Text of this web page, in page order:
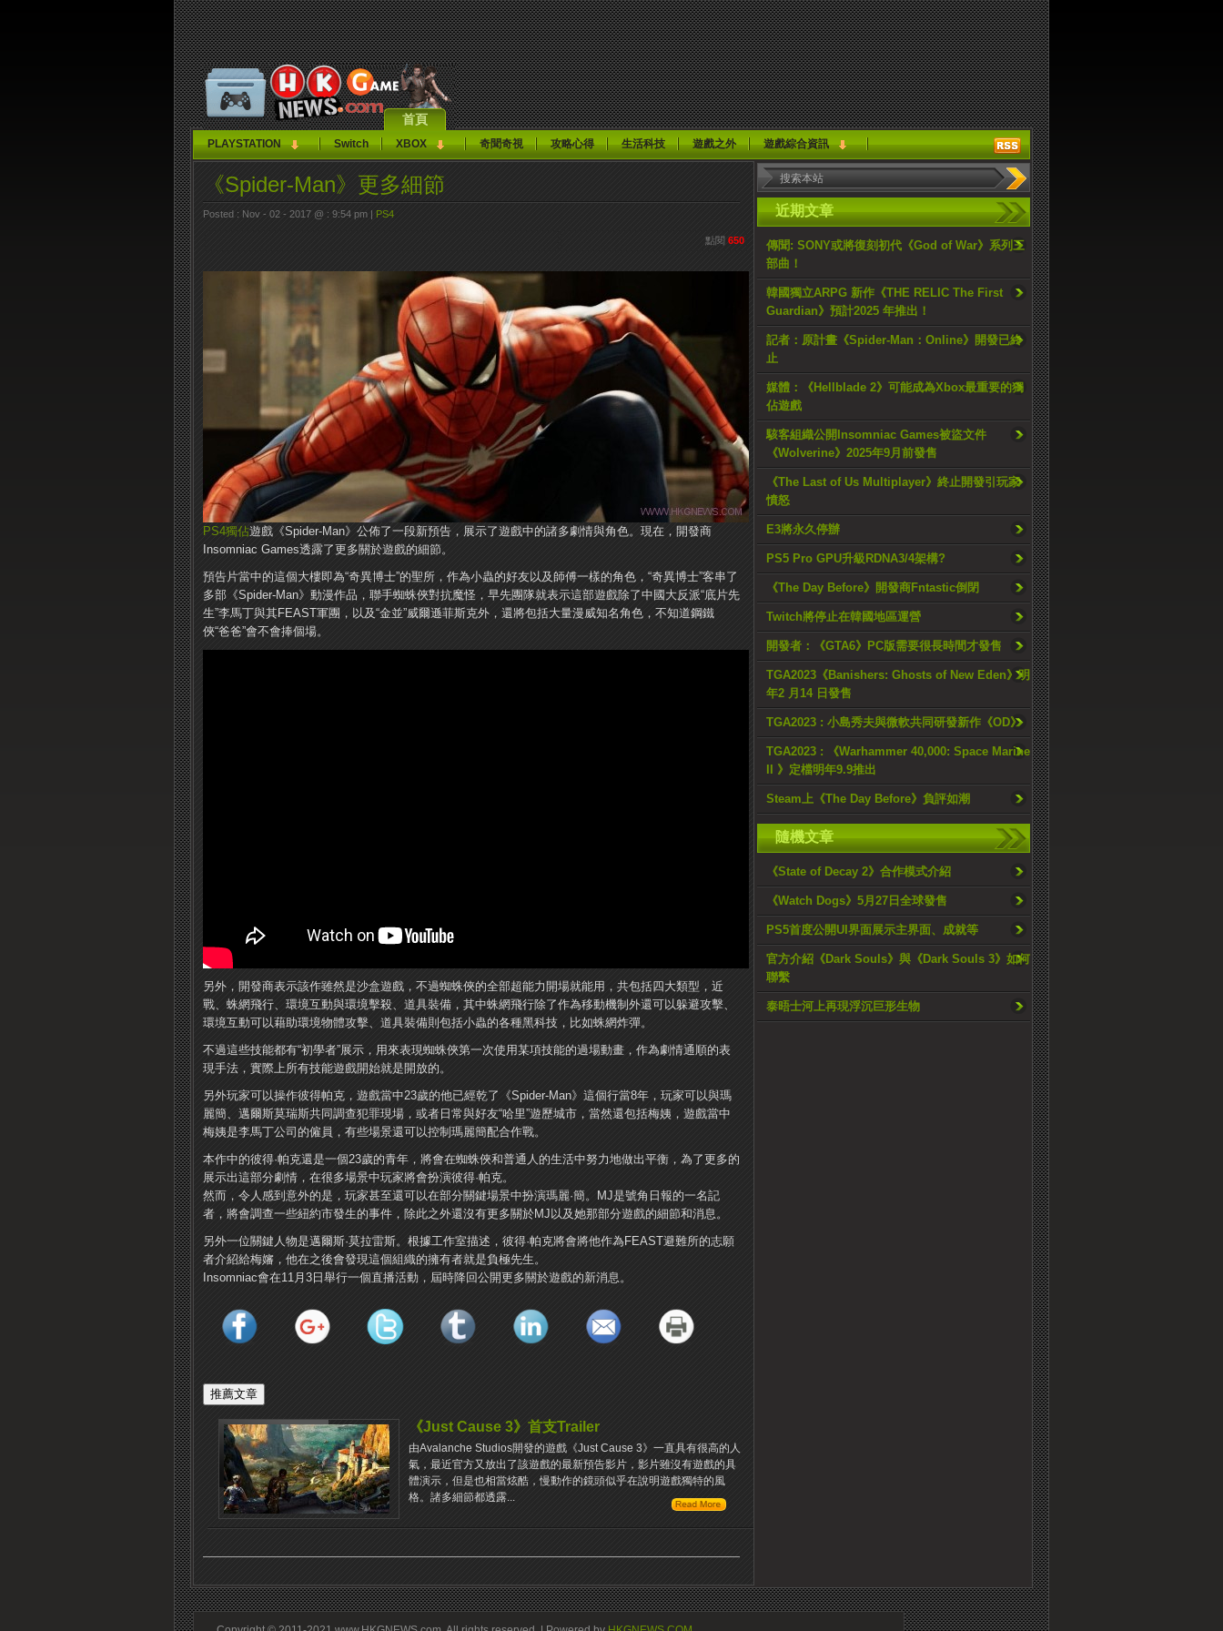
首頁
PLAYSTATION Switch XBOX 奇聞奇視 攻略心得 生活科技 遊戲之外 遊戲綜合資訊
近期文章
傳聞: SONY或將復刻初代《God of War》系列三
部曲！
韓國獨立ARPG 新作《THE RELIC The First
Guardian》預計2025 年推出！
記者：原計畫《Spider-Man：Online》開發已終
止
媒體：《Hellblade 2》可能成為Xbox最重要的獨
佔遊戲
駭客組織公開Insomniac Games被盜文件
《Wolverine》2025年9月前發售
《The Last of Us Multiplayer》終止開發引玩家
憤怒
E3將永久停辦
PS5 Pro GPU升級RDNA3/4架構?
《The Day Before》開發商Fntastic倒閉
Twitch將停止在韓國地區運營
開發者：《GTA6》PC版需要很長時間才發售
TGA2023《Banishers: Ghosts of New Eden》明
年2 月14 日發售
TGA2023 : 小島秀夫與微軟共同研發新作《OD》
TGA2023 : 《Warhammer 40,000: Space Marine
II 》定檔明年9.9推出
Steam上《The Day Before》負評如潮
隨機文章
《State of Decay 2》合作模式介紹
《Watch Dogs》5月27日全球發售
PS5首度公開UI界面展示主界面、成就等
官方介紹《Dark Souls》與《Dark Souls 3》如何
聯繫
泰晤士河上再現浮沉巨形生物
《Spider-Man》更多細節
Posted : Nov - 02 - 2017 @ : 9:54 pm | PS4
點閱 650
PS4獨佔遊戲《Spider-Man》公佈了一段新預告，展示了遊戲中的諸多劇情與角色。現在，開發商
Insomniac Games透露了更多關於遊戲的細節。
預告片當中的這個大樓即為“奇異博士”的聖所，作為小蟲的好友以及師傅一樣的角色，“奇異博士”客串了
多部《Spider-Man》動漫作品，聯手蜘蛛俠對抗魔怪，早先團隊就表示這部遊戲除了中國大反派“底片先
生”李馬丁與其FEAST軍團，以及“金並”威爾遜菲斯克外，還將包括大量漫威知名角色，不知道鋼鐵
俠“爸爸”會不會捧個場。
另外，開發商表示該作雖然是沙盒遊戲，不過蜘蛛俠的全部超能力開場就能用，共包括四大類型，近
戰、蛛網飛行、環境互動與環境擊殺、道具裝備，其中蛛網飛行除了作為移動機制外還可以躲避攻擊、
環境互動可以藉助環境物體攻擊、道具裝備則包括小蟲的各種黑科技，比如蛛網炸彈。
不過這些技能都有“初學者”展示，用來表現蜘蛛俠第一次使用某項技能的過場動畫，作為劇情通順的表
現手法，實際上所有技能遊戲開始就是開放的。
另外玩家可以操作彼得帕克，遊戲當中23歲的他已經乾了《Spider-Man》這個行當8年，玩家可以與瑪
麗簡、邁爾斯莫瑞斯共同調查犯罪現場，或者日常與好友“哈里”遊歷城市，當然還包括梅姨，遊戲當中
梅姨是李馬丁公司的僱員，有些場景還可以控制瑪麗簡配合作戰。
本作中的彼得·帕克還是一個23歲的青年，將會在蜘蛛俠和普通人的生活中努力地做出平衡，為了更多的
展示出這部分劇情，在很多場景中玩家將會扮演彼得·帕克。
然而，令人感到意外的是，玩家甚至還可以在部分關鍵場景中扮演瑪麗·簡。MJ是號角日報的一名記
者，將會調查一些紐約市發生的事件，除此之外還沒有更多關於MJ以及她那部分遊戲的細節和消息。
另外一位關鍵人物是邁爾斯·莫拉雷斯。根據工作室描述，彼得·帕克將會將他作為FEAST避難所的志願
者介紹給梅嬸，他在之後會發現這個組織的擁有者就是負極先生。
Insomniac會在11月3日舉行一個直播活動，屆時降回公開更多關於遊戲的新消息。
《Just Cause 3》首支Trailer
由Avalanche Studios開發的遊戲《Just Cause 3》一直具有很高的人
氣，最近官方又放出了該遊戲的最新預告影片，影片雖沒有遊戲的具
體演示，但是也相當炫酷，慢動作的鏡頭似乎在說明遊戲獨特的風
格。諸多細節都透露...